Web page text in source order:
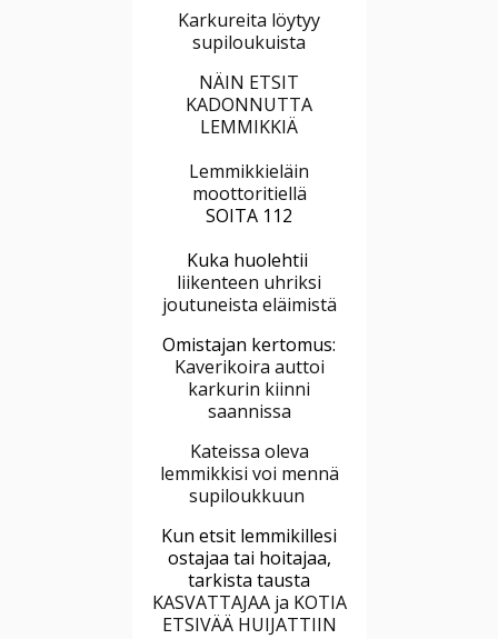
Karkureita löytyy
supiloukuista
NÄIN ETSIT
KADONNUTTA
LEMMIKKIÄ
Lemmikkieläin
moottoritiellä
SOITA 112
Kuka huolehtii
liikenteen uhriksi
joutuneista eläimistä
Omistajan kertomus:
Kaverikoira auttoi
karkurin kiinni
saannissa
Kateissa oleva
lemmikkisi voi mennä
supiloukkuun
Kun etsit lemmikillesi
ostajaa tai hoitajaa,
tarkista tausta
KASVATTAJAA ja KOTIA
ETSIVÄÄ HUIJATTIIN